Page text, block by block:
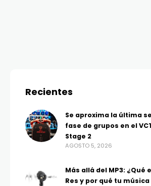
Recientes
Se aproxima la última
fase de grupos en el
Stage 2
AGOSTO 5, 2026
Más allá del MP3: ¿Qué
Res y por qué tu